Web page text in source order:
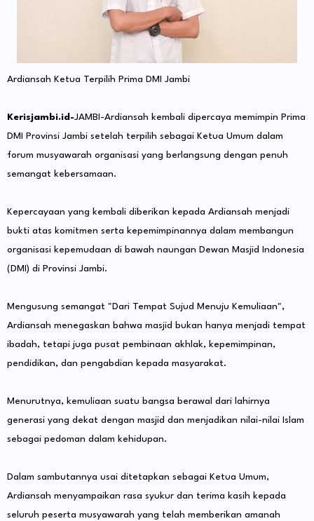
Ardiansah Ketua Terpilih Prima DMI Jambi
Kerisjambi.id-JAMBI-Ardiansah kembali dipercaya memimpin Prima
DMI Provinsi Jambi setelah terpilih sebagai Ketua Umum dalam
forum musyawarah organisasi yang berlangsung dengan penuh
semangat kebersamaan.
Kepercayaan yang kembali diberikan kepada Ardiansah menjadi
bukti atas komitmen serta kepemimpinannya dalam membangun
organisasi kepemudaan di bawah naungan Dewan Masjid Indonesia
(DMI) di Provinsi Jambi.
Mengusung semangat "Dari Tempat Sujud Menuju Kemuliaan",
Ardiansah menegaskan bahwa masjid bukan hanya menjadi tempat
ibadah, tetapi juga pusat pembinaan akhlak, kepemimpinan,
pendidikan, dan pengabdian kepada masyarakat.
Menurutnya, kemuliaan suatu bangsa berawal dari lahirnya
generasi yang dekat dengan masjid dan menjadikan nilai-nilai Islam
sebagai pedoman dalam kehidupan.
Dalam sambutannya usai ditetapkan sebagai Ketua Umum,
Ardiansah menyampaikan rasa syukur dan terima kasih kepada
seluruh peserta musyawarah yang telah memberikan amanah